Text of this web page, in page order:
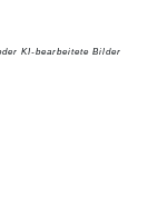
KI-bearbeitete Bilder